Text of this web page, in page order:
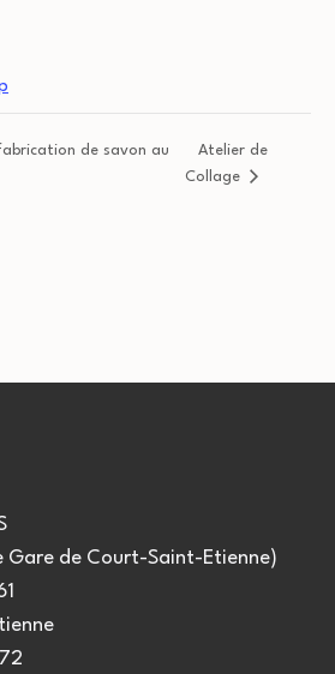
de savon au
Atelier de
Collage
Gare de Court-Saint-Etienne)